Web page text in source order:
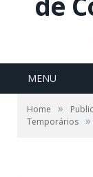
MENU
Home »
Temporários »